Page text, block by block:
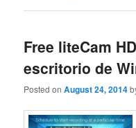
Free liteCam
escritorio de
Posted onAugust 24, 2014